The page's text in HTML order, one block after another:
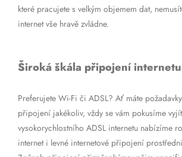
které pracujete s velkým objemem dat,
internet vše hravě zvládne.
Široká škála připojení internetu
Preferujete Wi-Fi či ADSL? Ať máte
připojení jakékoliv, vždy se vám pokusíme
vysokorychlostního ADSL internetu nabízíme
internet i levné internetové připojení